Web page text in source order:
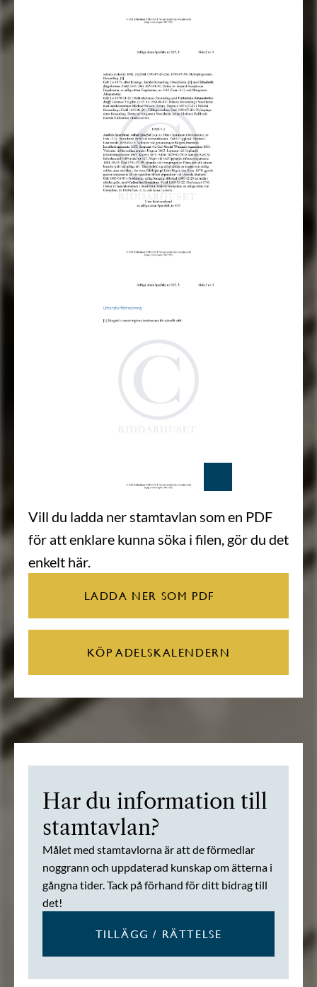
Vill du ladda ner stamtavlan som en PDF
för att enklare kunna söka i filen, gör du det
enkelt här.
LADDA NER SOM PDF
KÖP ADELSKALENDERN
Har du information till
stamtavlan?
Målet med stamtavlorna är att de förmedlar
noggrann och uppdaterad kunskap om ätterna i
gångna tider. Tack på förhand för ditt bidrag till
det!
TILLÄGG / RÄTTELSE